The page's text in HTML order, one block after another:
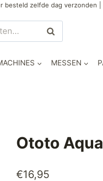
besteld zelfde dag verzonden |
Zoeken
MESSEN
Ototo
€16,95